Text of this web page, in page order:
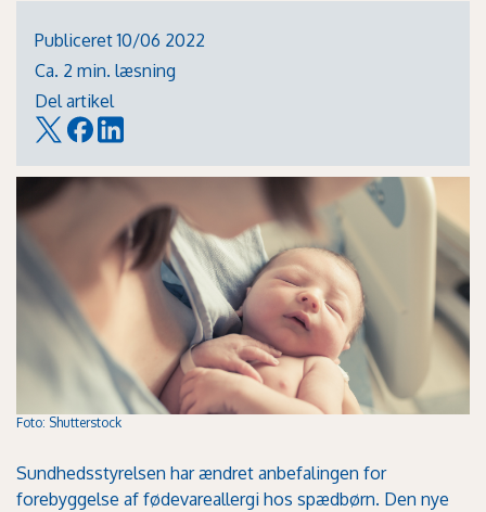
Publiceret 10/06 2022
Ca. 2 min. læsning
Del artikel
Foto: Shutterstock
Sundhedsstyrelsen har ændret anbefalingen for
forebyggelse af fødevareallergi hos spædbørn. Den nye